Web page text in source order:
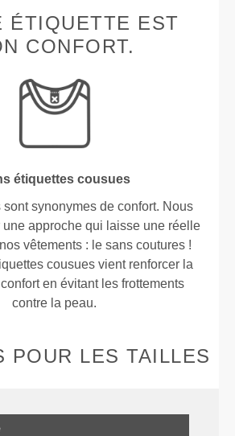
ÉTIQUETTE EST
CONFORT.
étiquettes cousues
sont synonymes de confort. Nous
une approche qui laisse une réelle
vêtements : le sans coutures !
cousues vient renforcer la
en évitant les frottements
contre la peau.
POUR LES TAILLES